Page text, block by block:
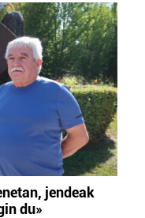
jendeak
du»